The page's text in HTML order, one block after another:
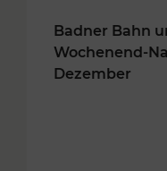
Badner Bahn
Wochenend-
Dezember